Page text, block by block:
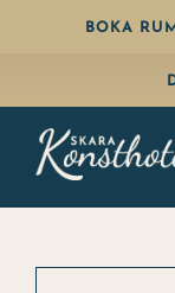
BOKA RUM